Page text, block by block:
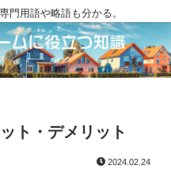
門用語や略語も分かる。
ト・デメリット
2024.02.24